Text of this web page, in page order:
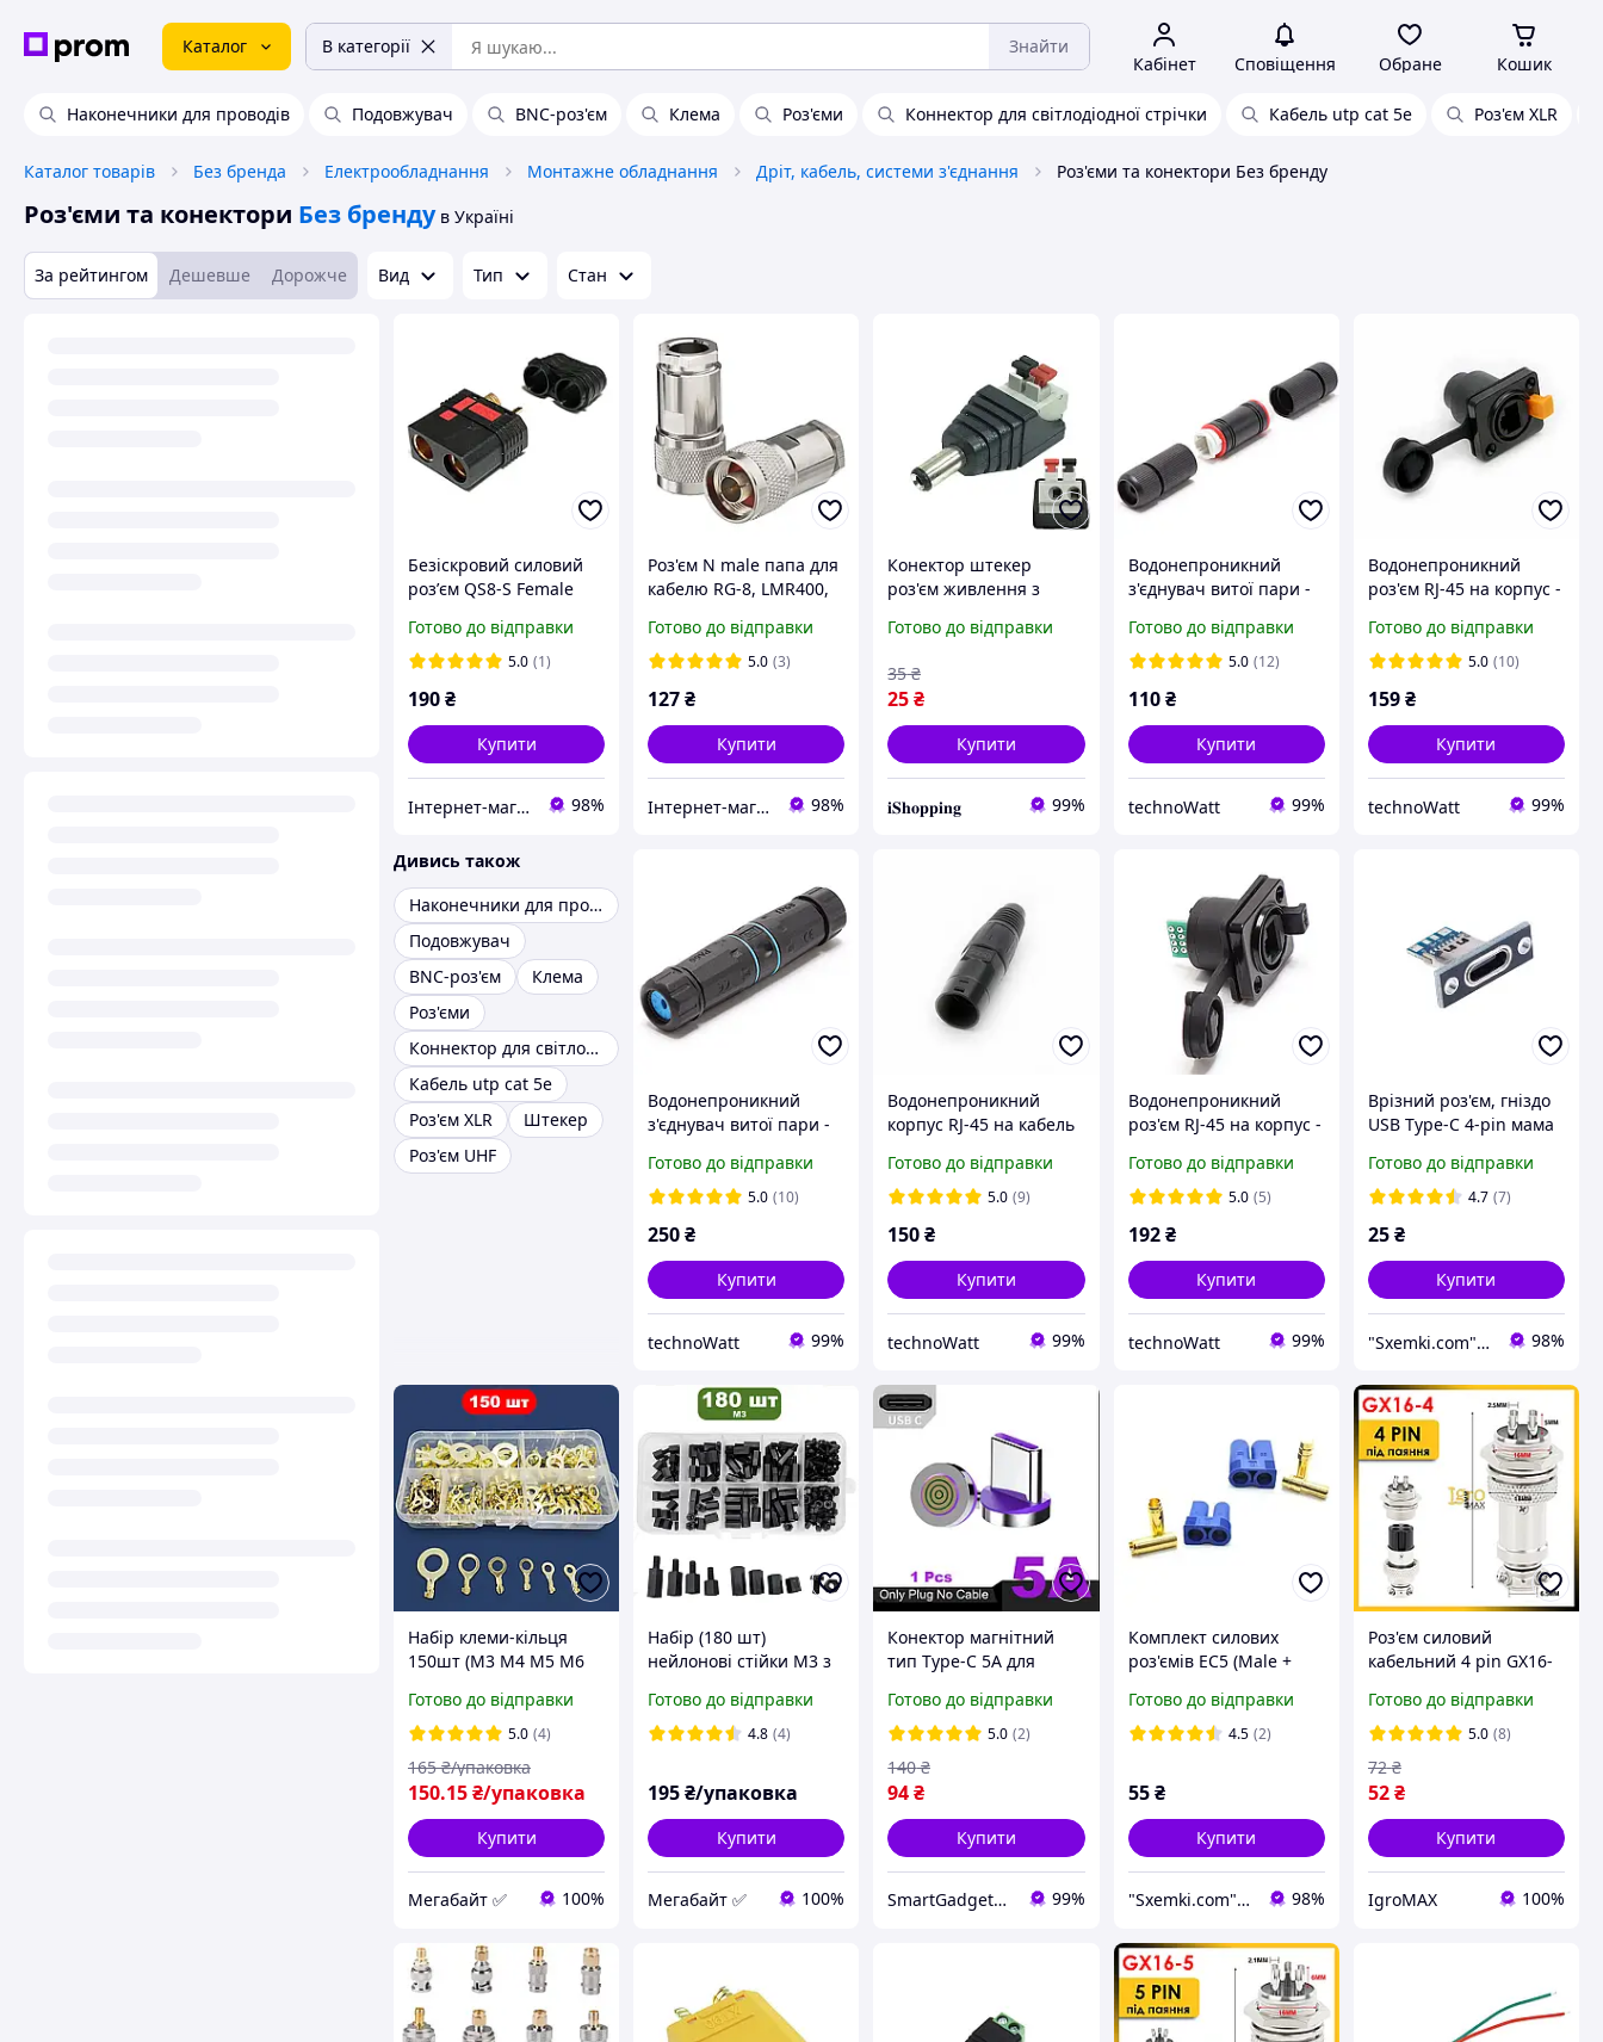
Каталог В категорії Знайти
Кабінет Сповіщення Обране Кошик
Наконечники для проводів Подовжувач BNC-роз'єм Клема Роз'єми Коннектор для світлодіодної стрічки Кабель utp cat 5e Роз'єм XLR
Каталог товарів Без бренда Електрообладнання Монтажне обладнання Дріт, кабель, системи з'єднання Роз'єми та конектори Без бренду
Роз'єми та конектори Без бренду в Україні
За рейтингом Дешевше Дорожче Вид Тип Стан
Безіскровий силовий
розʼєм QS8-S Female
антиискровий
конектор для
інвертора
Готово до відправки
5.0 (1)
190₴
Купити
Інтернет-магазин "Ginza" — роз’єми, кабелі та комплектуючі високої якості 98%
Роз'єм N male папа для
кабелю RG-8, LMR400,
Готово до відправки
5.0 (3)
127₴
Купити
Інтернет-магазин "Ginza" — роз’єми, кабелі та комплектуючі високої якості 98%
Конектор штекер
роз'єм живлення з
х 2.1 (тато)
Готово до відправки
25₴
35 ₴
Купити
𝐢𝐒𝐡𝐨𝐩𝐩𝐢𝐧𝐠 99%
Водонепроникний
з'єднувач витої пари -
Готово до відправки
5.0 (12)
110 ₴
Купити
technoWatt 99%
Водонепроникний
роз'єм RJ-45 на корпус -
чорний
Готово до відправки
5.0 (10)
159₴
Купити
technoWatt 99%
Дивись також
Наконечники для проводів
Подовжувач
BNC-роз'єм
Клема
Роз'єми
Коннектор для світлодіодної стрічки
Кабель utp cat 5e
Роз'єм XLR
Штекер
Роз'єм UHF
Водонепроникний
з'єднувач витої пари -
Готово до відправки
5.0 (10)
250₴
Купити
technoWatt 99%
Водонепроникний
корпус RJ-45 на кабель
прямий / чорний
Готово до відправки
5.0 (9)
150₴
Купити
technoWatt 99%
Водонепроникний
роз'єм RJ-45 на корпус -
чорний / IP65 / прямий
/ плата
Готово до відправки
5.0 (5)
192 ₴
Купити
technoWatt 99%
Врізний роз'єм, гніздо
USB Type-C 4-pin мама
Готово до відправки
4.7 (7)
25₴
Купити
"Sxemki.com": Електроніка, схеми, модулі! 98%
Набір клеми-кільця
150шт (М3 М4 М5 М6
наконечники для
проводів
Готово до відправки
5.0 (4)
150.15₴/упаковка
165 ₴/упаковка
Купити
Мегабайт ✅ 100%
Набір (180 шт)
нейлонові стійки M3 з
ЧОРНИЙ (100366)
Готово до відправки
4.8 (4)
195₴/упаковка
Купити
Мегабайт ✅ 100%
Конектор магнітний
тип Type-C 5A для
Конектор-адаптер для
кабелю магнітного 1шт
Готово до відправки
5.0 (2)
94₴
140 ₴
Купити
SmartGadgetUA 99%
Комплект силових
роз'ємів EC5 (Male +
високострумових
з'єднань 120A
Готово до відправки
4.5 (2)
55 ₴
Купити
"Sxemki.com": Електроніка, схеми, модулі! 98%
Роз'єм силовий
кабельний 4 pin GX16-
циліндричний штекер
живлення на 4
Готово до відправки
5.0 (8)
52₴
72 ₴
Купити
IgroMAX 100%